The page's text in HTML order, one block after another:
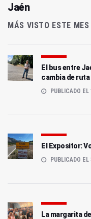
Jaén
MÁS VISTO ESTE MES
El bus entre
cambia de ruta
PUBLICADO
El Expositor:
PUBLICADO
La margarita